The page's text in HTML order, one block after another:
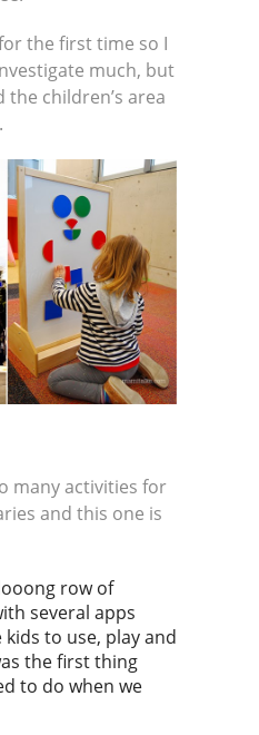
the first time so I
much, but
children’s area
many activities for
and this one is
row of
several apps
to use, play and
the first thing
to do when we